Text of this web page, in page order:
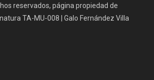
reservados, página propiedad de
TA-MU-008 | Galo Fernández Villa